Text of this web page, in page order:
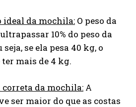
ideal da mochila: O peso da
10% do peso da
se ela pesa 40 kg, o
mais de 4 kg.
correta da mochila: A
ser maior do que as costas